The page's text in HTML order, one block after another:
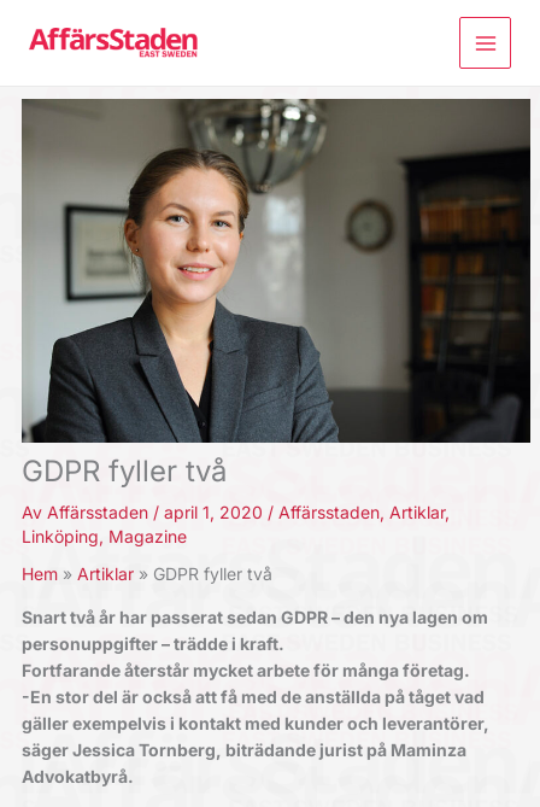
GDPR fyller två
Av Affärsstaden / april 1, 2020 / Affärsstaden, Artiklar,
Linköping, Magazine
Hem
Artiklar GDPR fyller två
Snart två år har passerat sedan GDPR – den nya lagen om
personuppgifter – trädde i kraft.
Fortfarande återstår mycket arbete för många företag.
-En stor del är också att få med de anställda på tåget vad
gäller exempelvis i kontakt med kunder och leverantörer,
säger Jessica Tornberg, biträdande jurist på Maminza
Advokatbyrå.